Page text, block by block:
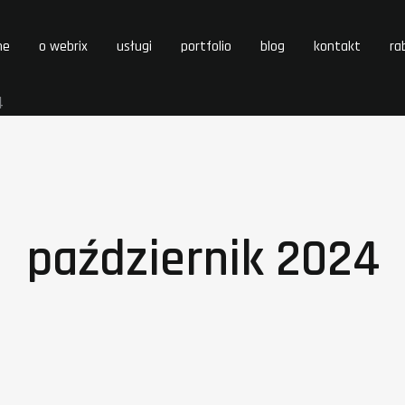
o webrix usługi portfolio blog kontakt
październik 2024